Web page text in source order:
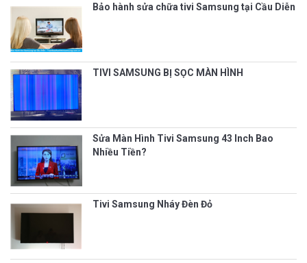
Bảo hành sửa chữa tivi Samsung tại Cầu Diễn
TIVI SAMSUNG BỊ SỌC MÀN HÌNH
Sửa Màn Hình Tivi Samsung 43 Inch Bao
Nhiều Tiền?
Tivi Samsung Nháy Đèn Đỏ